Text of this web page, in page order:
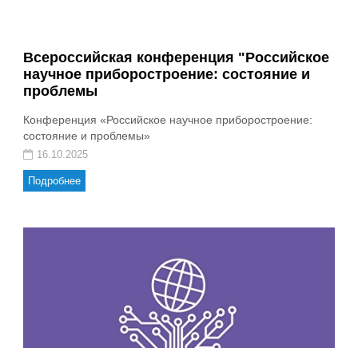
Всероссийская конференция "Российское
научное приборостроение: состояние и
проблемы
Конференция «Российское научное приборостроение:
состояние и проблемы»
16.10.2025
Подробнее